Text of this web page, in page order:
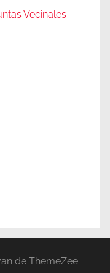
Vecinales
de ThemeZee.